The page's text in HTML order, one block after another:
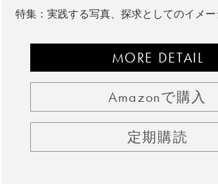
特集：実践する写真、探求としてのイメー
MORE DETAIL
Amazonで購入
定期購読